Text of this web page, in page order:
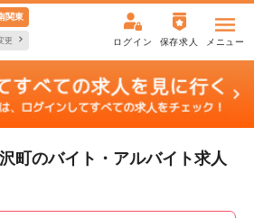
関東
更 ログイン 保存求人 メニュー
町のバイト・アルバイト求人